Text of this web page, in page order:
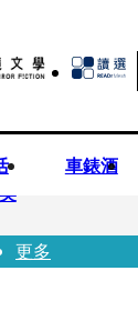
車錶酒
更多